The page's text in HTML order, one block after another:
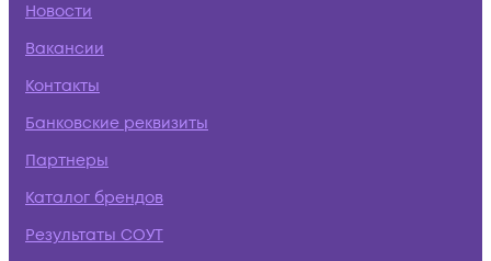
Новости
Вакансии
Контакты
Банковские реквизиты
Партнеры
Каталог брендов
Результаты СОУТ